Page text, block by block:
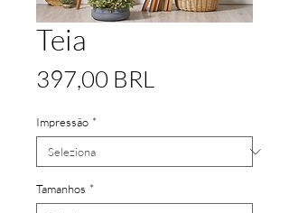
Teia
397,00 BRL
Impressão *
Tamanhos *